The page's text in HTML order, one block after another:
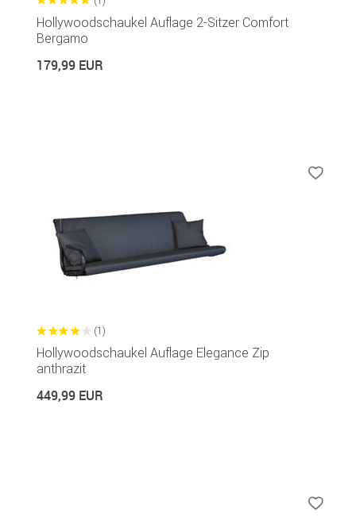
Hollywoodschaukel Auflage 2-Sitzer Comfort
Bergamo
179,99 EUR
(1)
Hollywoodschaukel Auflage Elegance Zip
anthrazit
449,99 EUR